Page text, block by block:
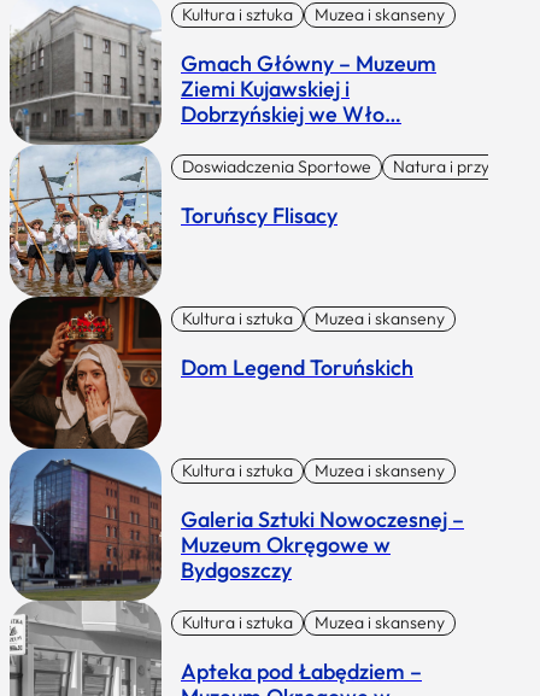
Kultura i sztuka Muzea i skanseny
Gmach Główny – Muzeum
Ziemi Kujawskiej i
Dobrzyńskiej we Wło…
Doswiadczenia Sportowe Natura i przygoda
Toruńscy Flisacy
Kultura i sztuka Muzea i skanseny
Dom Legend Toruńskich
Kultura i sztuka Muzea i skanseny
Galeria Sztuki Nowoczesnej –
Muzeum Okręgowe w
Bydgoszczy
Kultura i sztuka Muzea i skanseny
Apteka pod Łabędziem –